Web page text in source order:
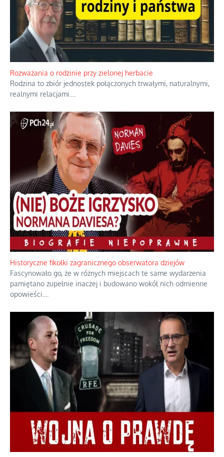
Bezobsługowe muzeum objawień w Alpach
Boże, nikt tego nie pilnuje, nic kompletnie....
Rozważania o rodzinie przy zielonej herbacie
Rodzina to zbiór jednostek połączonych trwałymi, naturalnymi,
realnymi relacjami....
Historyczne fikołki zagranicznego obserwatora dziejów
Fascynowało go, że w różnych miejscach te same wydarzenia
pamiętano zupełnie inaczej i budowano wokół nich odmienne